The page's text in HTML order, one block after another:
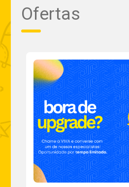
Ofertas